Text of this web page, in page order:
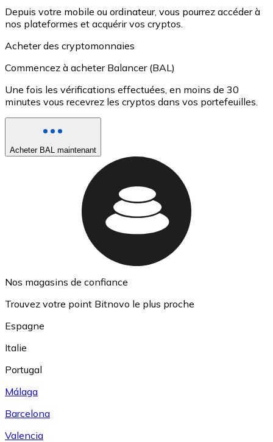
Depuis votre mobile ou ordinateur, vous pourrez accéder à
nos plateformes et acquérir vos cryptos.
Acheter des cryptomonnaies
Commencez à acheter Balancer (BAL)
Une fois les vérifications effectuées, en moins de 30
minutes vous recevrez les cryptos dans vos portefeuilles.
Acheter BAL maintenant
Nos magasins de confiance
Trouvez votre point Bitnovo le plus proche
Espagne
Italie
Portugal
Málaga
Barcelona
Valencia